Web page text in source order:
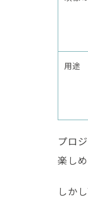
用途
プロ
楽しめ
しか